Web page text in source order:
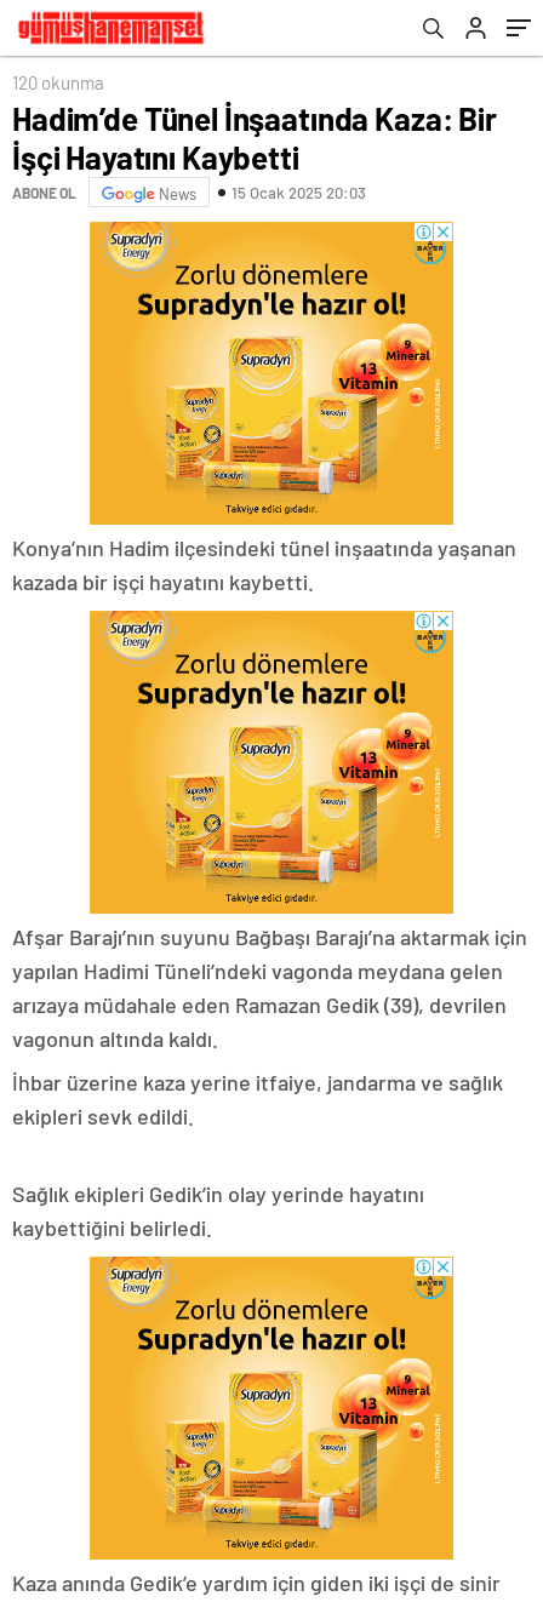
120 okunma
Hadim’de Tünel İnşaatında Kaza: Bir
İşçi Hayatını Kaybetti
ABONE OL News 15 Ocak 2025 20:03
Konya’nın Hadim ilçesindeki tünel inşaatında yaşanan
kazada bir işçi hayatını kaybetti.
Afşar Barajı’nın suyunu Bağbaşı Barajı’na aktarmak için
yapılan Hadimi Tüneli’ndeki vagonda meydana gelen
arızaya müdahale eden Ramazan Gedik (39), devrilen
vagonun altında kaldı.
İhbar üzerine kaza yerine itfaiye, jandarma ve sağlık
ekipleri sevk edildi.
Sağlık ekipleri Gedik’in olay yerinde hayatını
kaybettiğini belirledi.
Kaza anında Gedik’e yardım için giden iki işçi de sinir